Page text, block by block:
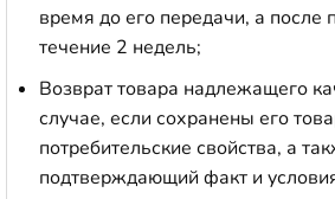
время до его передачи, а после
течение 2 недель;
Возврат товара надлежащего
случае, если сохранены его
потребительские свойства, а
подтверждающий факт и